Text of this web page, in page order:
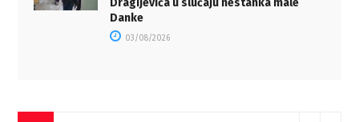
Dragijevića u slučaju nestanka male
Danke
03/08/2026